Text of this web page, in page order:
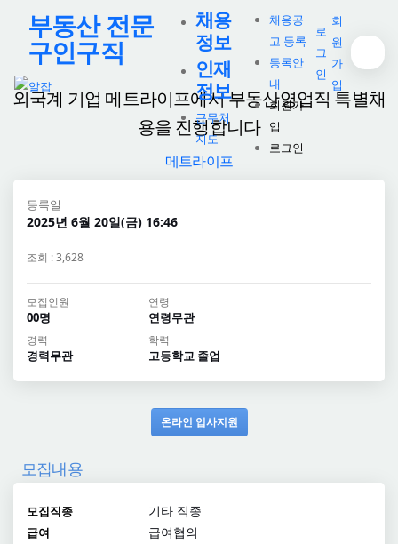
부동산 전문
구인구직
채용
정보
인재
정보
근무처
지도
채용공
고 등록
등록안
내
회원가
입
로그인
로
그
인
회
원
가
입
외국계 기업 메트라이프에서 부동산영업직 특별채
용을 진행합니다
메트라이프
등록일
2025년 6월 20일(금) 16:46
조회 : 3,628
모집인원
00명
연령
연령무관
경력
경력무관
학력
고등학교 졸업
온라인 입사지원
모집내용
모집직종 기타 직종
급여 급여협의